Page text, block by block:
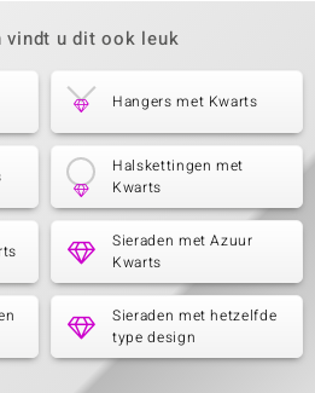
vindt u dit ook leuk
Hangers met Kwarts
Halskettingen met
Kwarts
Sieraden met Azuur
Kwarts
Sieraden met hetzelfde
type design